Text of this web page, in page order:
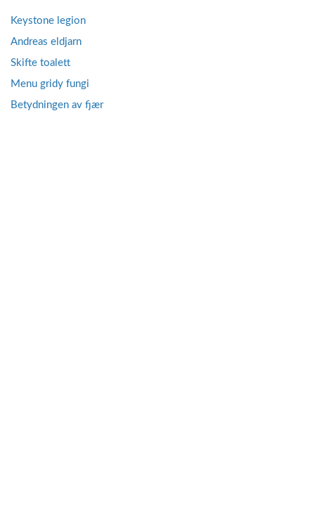
Keystone legion
Andreas eldjarn
Skifte toalett
Menu gridy fungi
Betydningen av fjær